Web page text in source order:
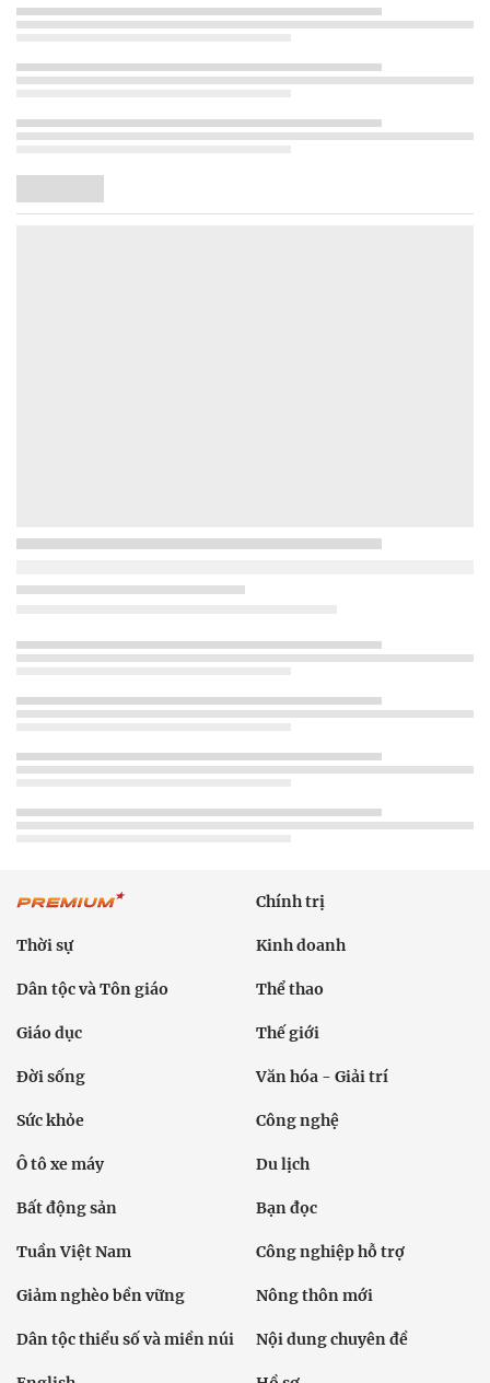
Chính trị
Thời sự Kinh doanh
Dân tộc và Tôn giáo Thể thao
Giáo dục Thế giới
Đời sống Văn hóa - Giải trí
Sức khỏe Công nghệ
Ô tô xe máy Du lịch
Bất động sản Bạn đọc
Tuần Việt Nam Công nghiệp hỗ trợ
Giảm nghèo bền vững Nông thôn mới
Dân tộc thiểu số và miền núi Nội dung chuyên đề